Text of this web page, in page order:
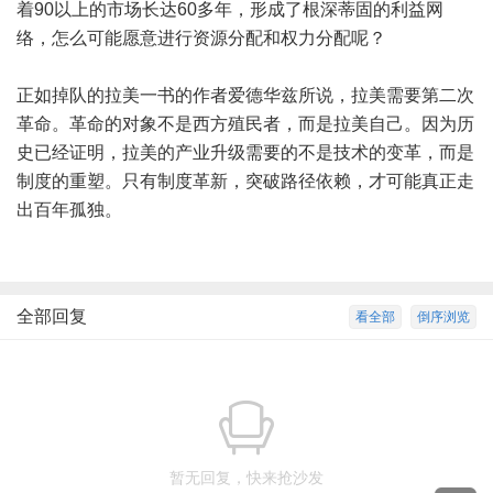
着90以上的市场长达60多年，形成了根深蒂固的利益网
络，怎么可能愿意进行资源分配和权力分配呢？
正如掉队的拉美一书的作者爱德华兹所说，拉美需要第二次
革命。革命的对象不是西方殖民者，而是拉美自己。因为历
史已经证明，拉美的产业升级需要的不是技术的变革，而是
制度的重塑。只有制度革新，突破路径依赖，才可能真正走
出百年孤独。
倒序浏览
看全部
全部回复
暂无回复，快来抢沙发